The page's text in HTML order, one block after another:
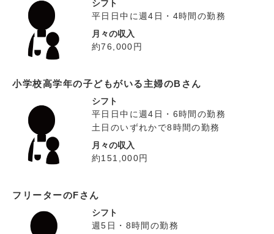
シフト
平日日中に週4日・4時間の勤務
月々の収入
約76,000円
小学校高学年の子どもがいる主婦のBさん
シフト
平日日中に週4日・6時間の勤務
土日のいずれかで8時間の勤務
月々の収入
約151,000円
フリーターのFさん
シフト
週5日・8時間の勤務